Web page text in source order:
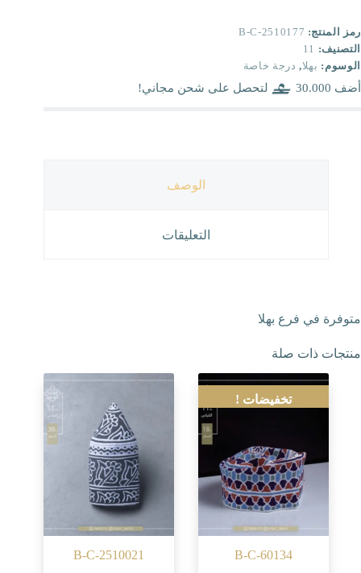
رمز المنتج: B-C-2510177
التصنيف: 11
الوسوم: بهلا, درجة خاصة
أضف 30.000 لتحصل على شحن مجاني!
الوصف
التعليقات
متوفرة في فرع بهلا
منتجات ذات صلة
تخفيضات !
B-C-60134
B-C-2510021